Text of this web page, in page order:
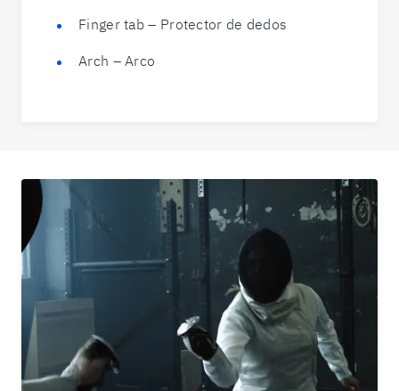
Finger tab – Protector de dedos
Arch – Arco